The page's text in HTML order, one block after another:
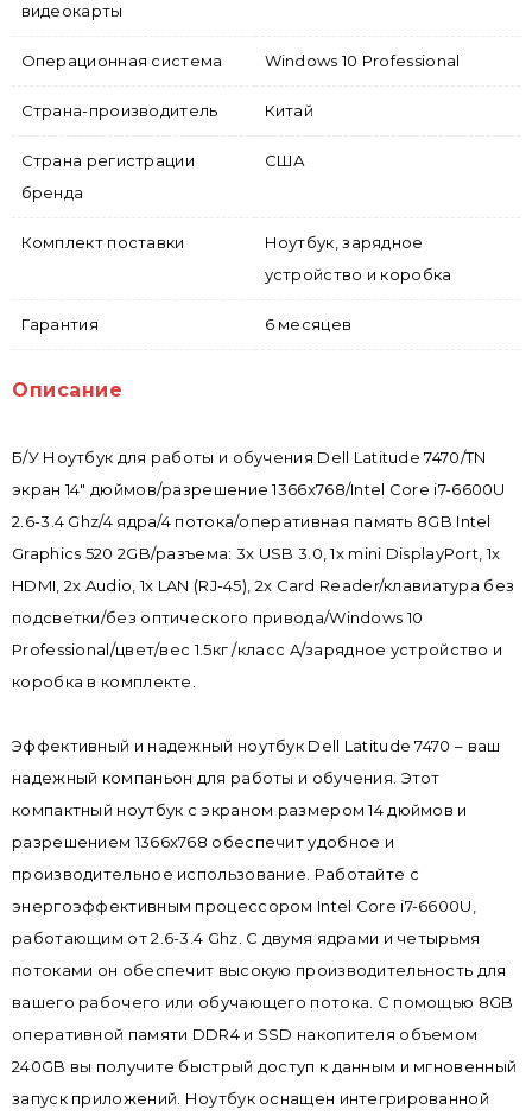
видеокарты
Операционная система Windows 10 Professional
Страна-производитель Китай
Страна регистрации
бренда
США
Комплект поставки
Ноутбук, зарядное
устройство и коробка
Гарантия 6 месяцев
Описание
Б/У Ноутбук для работы и обучения Dell Latitude 7470/TN
экран 14" дюймов/разрешение 1366x768/Intel Core i7-6600U
2.6-3.4 Ghz/4 ядра/4 потока/оперативная память 8GB Intel
Graphics 520 2GB/разъема: 3x USB 3.0, 1x mini DisplayPort, 1x
HDMI, 2x Audio, 1x LAN (RJ-45), 2x Card Reader/клавиатура без
подсветки/без оптического привода/Windows 10
Professional/цвет/вес 1.5кг /класс A/зарядное устройство и
коробка в комплекте.
Эффективный и надежный ноутбук Dell Latitude 7470 – ваш
надежный компаньон для работы и обучения. Этот
компактный ноутбук с экраном размером 14 дюймов и
разрешением 1366x768 обеспечит удобное и
производительное использование. Работайте с
энергоэффективным процессором Intel Core i7-6600U,
работающим от 2.6-3.4 Ghz. С двумя ядрами и четырьмя
потоками он обеспечит высокую производительность для
вашего рабочего или обучающего потока. С помощью 8GB
оперативной памяти DDR4 и SSD накопителя объемом
240GB вы получите быстрый доступ к данным и мгновенный
запуск приложений. Ноутбук оснащен интегрированной